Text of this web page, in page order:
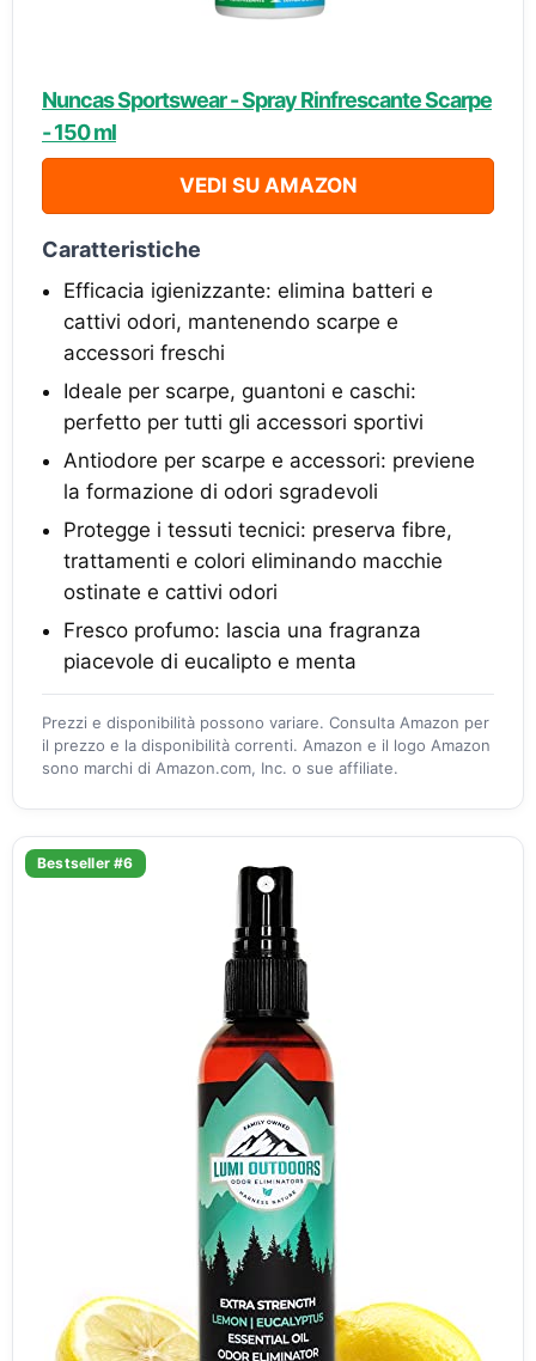
Nuncas Sportswear - Spray Rinfrescante Scarpe
- 150 ml
VEDI SU AMAZON
Caratteristiche
Efficacia igienizzante: elimina batteri e
cattivi odori, mantenendo scarpe e
accessori freschi
Ideale per scarpe, guantoni e caschi:
perfetto per tutti gli accessori sportivi
Antiodore per scarpe e accessori: previene
la formazione di odori sgradevoli
Protegge i tessuti tecnici: preserva fibre,
trattamenti e colori eliminando macchie
ostinate e cattivi odori
Fresco profumo: lascia una fragranza
piacevole di eucalipto e menta
Prezzi e disponibilità possono variare. Consulta Amazon per
il prezzo e la disponibilità correnti. Amazon e il logo Amazon
sono marchi di Amazon.com, Inc. o sue affiliate.
Bestseller #6